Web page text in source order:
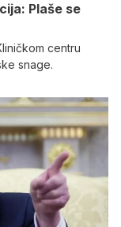
Plaše se
centru
snage.